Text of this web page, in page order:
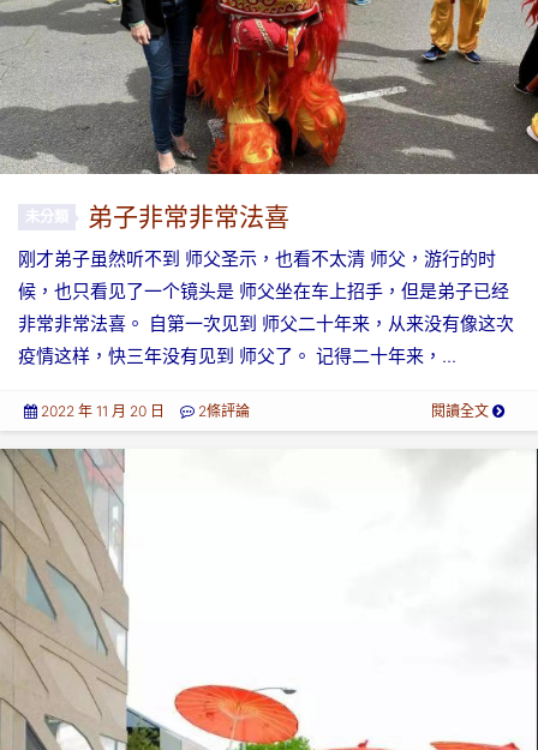
未分類 弟子非常非常法喜
刚才弟子虽然听不到 师父圣示，也看不太清 师父，游行的时
候，也只看见了一个镜头是 师父坐在车上招手，但是弟子已经
非常非常法喜。 自第一次见到 师父二十年来，从来没有像这次
疫情这样，快三年没有见到 师父了。 记得二十年来，...
2022 年 11 月 20 日 2條評論 閱讀全文